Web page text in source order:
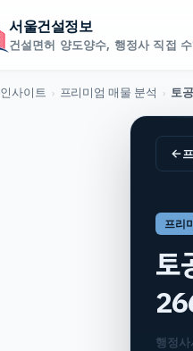
서울건설정보
건설면허 양도양수, 행정사 직접
인사이트 › 프리미엄 매물 분석 ›
←
프리
토
행정